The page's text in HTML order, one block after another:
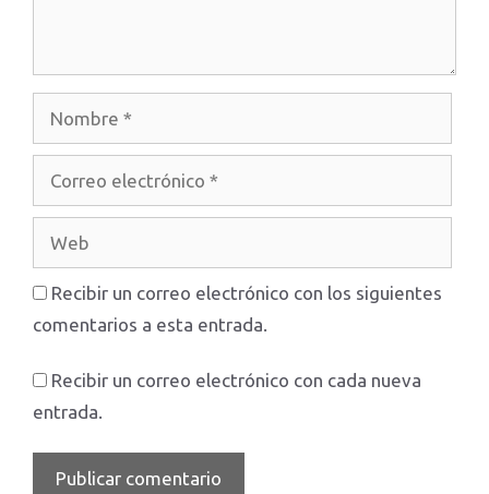
electrónico
Recibir un correo electrónico con los siguientes
comentarios a esta entrada.
Recibir un correo electrónico con cada nueva
entrada.